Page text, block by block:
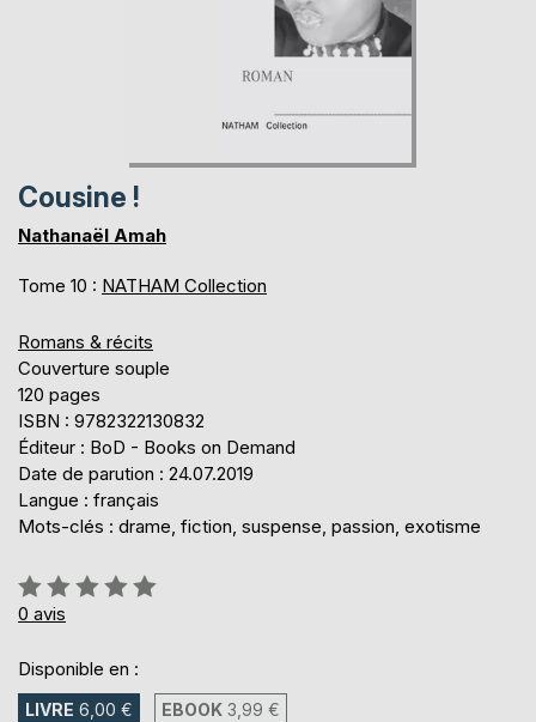
Cousine !
Nathanaël Amah
Tome 10 : NATHAM Collection
Romans & récits
Couverture souple
120 pages
ISBN : 9782322130832
Éditeur : BoD - Books on Demand
Date de parution : 24.07.2019
Langue : français
Mots-clés : drame, fiction, suspense, passion, exotisme
Évaluation:
0%
0 avis
Disponible en :
LIVRE 6,00 € EBOOK 3,99 €